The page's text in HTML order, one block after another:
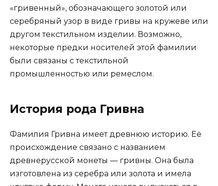
«гривенный», обозначающего золотой или
серебряный узор в виде гривы на кружеве или
другом текстильном изделии. Возможно,
некоторые предки носителей этой фамилии
были связаны с текстильной
промышленностью или ремеслом.
История рода Гривна
Фамилия Гривна имеет древнюю историю. Её
происхождение связано с названием
древнерусской монеты — гривны. Она была
изготовлена из серебра или золота и имела